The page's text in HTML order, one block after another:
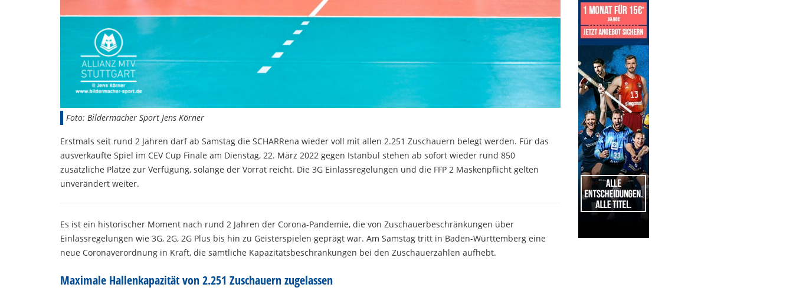
Foto: Bildermacher Sport Jens Körner
Erstmals seit rund 2 Jahren darf ab Samstag die SCHARRena wieder voll mit allen 2.251 Zuschauern belegt werden. Für das
ausverkaufte Spiel im CEV Cup Finale am Dienstag, 22. März 2022 gegen Istanbul stehen ab sofort wieder rund 850
zusätzliche Plätze zur Verfügung, solange der Vorrat reicht. Die 3G Einlassregelungen und die FFP 2 Maskenpflicht gelten
unverändert weiter.
Es ist ein historischer Moment nach rund 2 Jahren der Corona-Pandemie, die von Zuschauerbeschränkungen über
Einlassregelungen wie 3G, 2G, 2G Plus bis hin zu Geisterspielen geprägt war. Am Samstag tritt in Baden-Württemberg eine
neue Coronaverordnung in Kraft, die sämtliche Kapazitätsbeschränkungen bei den Zuschauerzahlen aufhebt.
Maximale Hallenkapazität von 2.251 Zuschauern zugelassen